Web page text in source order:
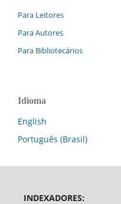
Para Leitores
Para Autores
Para Bibliotecários
Idioma
English
Português (Brasil)
INDEXADORES: